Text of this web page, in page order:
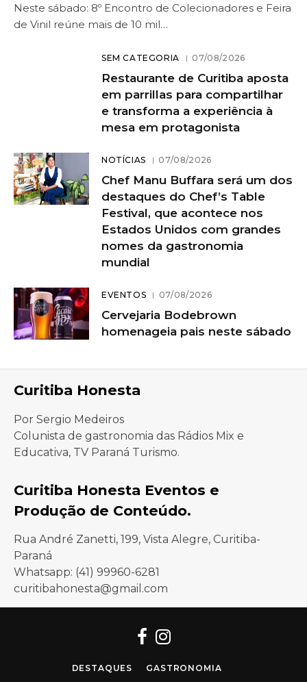
Neste sábado: 8º Encontro de Colecionadores e Feira
de Vinil reúne mais de 10 mil…
SEM CATEGORIA 07/08/2026
Restaurante de Curitiba aposta
em parrillas para compartilhar
e transforma a experiência à
mesa em protagonista
NOTÍCIAS 07/08/2026
Chef Manu Buffara será um dos
destaques do Chef’s Table
Festival, que acontece nos
Estados Unidos com grandes
nomes da gastronomia
mundial
EVENTOS 07/08/2026
Cervejaria Bodebrown
homenageia pais neste sábado
Curitiba Honesta
Por Sergio Medeiros
Colunista de gastronomia das Rádios Mix e
Educativa, TV Paraná Turismo.
Curitiba Honesta Eventos e
Produção de Conteúdo.
Rua André Zanetti, 199, Vista Alegre, Curitiba-
Paraná
Whatsapp: (41) 99960-6281
curitibahonesta@gmail.com
Facebook
Instagram
DESTAQUES GASTRONOMIA